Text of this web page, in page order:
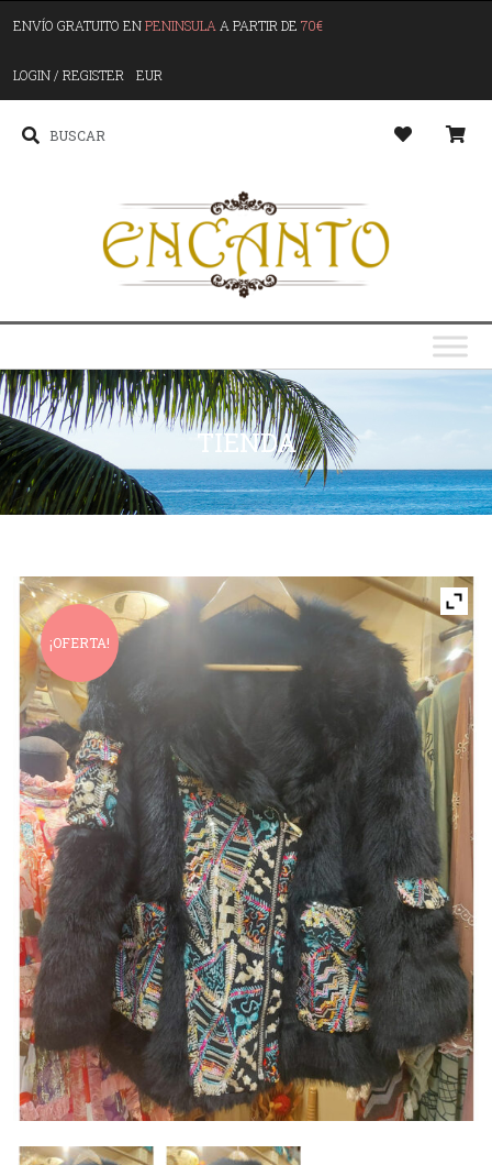
ENVÍO GRATUITO ENPENINSULA A PARTIR DE 70€
LOGIN / REGISTER EUR
TIENDA
¡OFERTA!